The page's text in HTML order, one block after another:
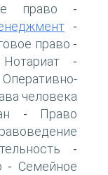
право -
-
право -
Нотариат -
Оперативно-
человека
-
Право
-
- Семейное